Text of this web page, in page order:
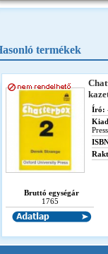
termékek
Író:
Press
Bruttó egységár
1765